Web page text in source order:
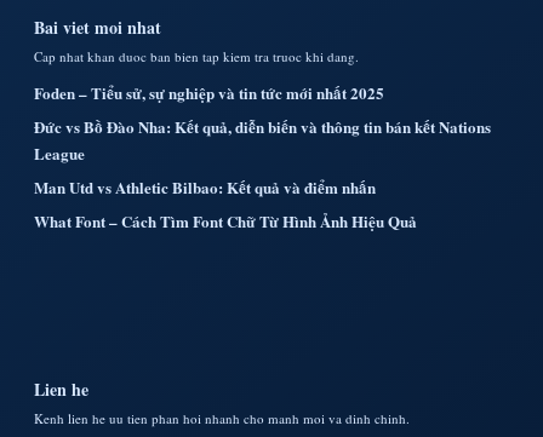
Bai viet moi nhat
Cap nhat khan duoc ban bien tap kiem tra truoc khi dang.
Foden – Tiểu sử, sự nghiệp và tin tức mới nhất 2025
Đức vs Bồ Đào Nha: Kết quả, diễn biến và thông tin bán kết Nations
League
Man Utd vs Athletic Bilbao: Kết quả và điểm nhấn
What Font – Cách Tìm Font Chữ Từ Hình Ảnh Hiệu Quả
Lien he
Kenh lien he uu tien phan hoi nhanh cho manh moi va dinh chinh.